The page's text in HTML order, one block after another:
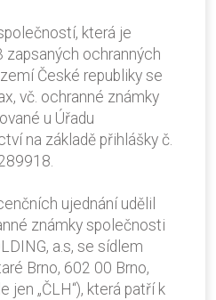
která je
ochranných
České republiky se
vč. ochranné známky
u Úřadu
na základě přihlášky č.
ujednání udělil
známky společnosti
a.s, se sídlem
Brno, 602 00 Brno,
jen „ČLH“), která patří k